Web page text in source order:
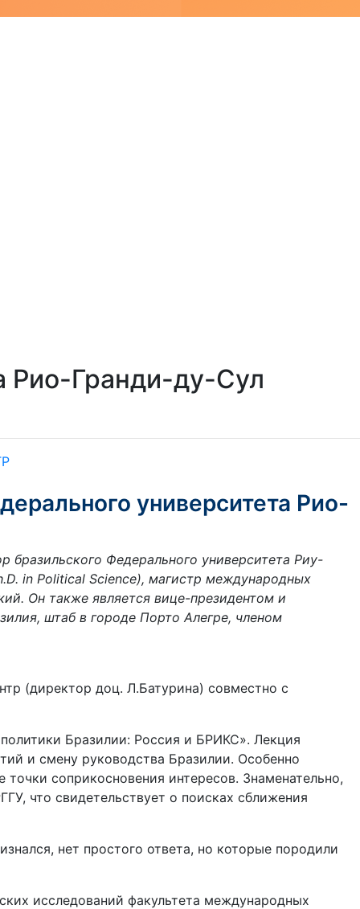
Рио-Гранди-ду-Сул
университета Рио-
бразильского Федерального университета Риу-
in Political Science), магистр международных
Он также является вице-президентом и
штаб в городе Порто Алегре, членом
(директор доц. Л.Батурина) совместно с
Бразилии: Россия и БРИКС». Лекция
и смену руководства Бразилии. Особенно
соприкосновения интересов. Знаменательно,
что свидетельствует о поисках сближения
нет простого ответа, но которые породили
исследований факультета международных